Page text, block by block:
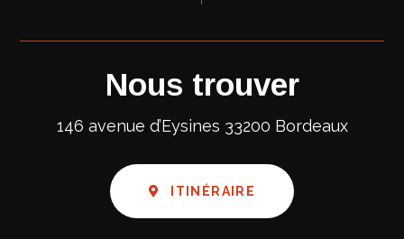
Nous trouver
146 avenue d’Eysines 33200 Bordeaux
ITINÉRAIRE